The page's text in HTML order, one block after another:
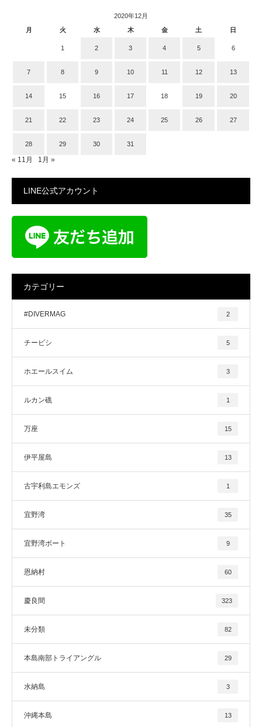
2020年12月
月
火 水 木 金 土 日
1 2 3 4 5 6
7 8 9 10 11 12 13
14 15 16 17 18 19 20
21 22 23 24 25 26 27
28 29 30 31
« 11月 1月 »
LINE公式アカウント
カテゴリー
#DIVERMAG 2
チービシ 5
ホエールスイム 3
ルカン礁 1
万座 15
伊平屋島 13
古宇利島エモンズ 1
宜野湾 35
宜野湾ボート 9
恩納村 60
慶良間 323
未分類 82
本島南部トライアングル 29
水納島 3
沖縄本島 13